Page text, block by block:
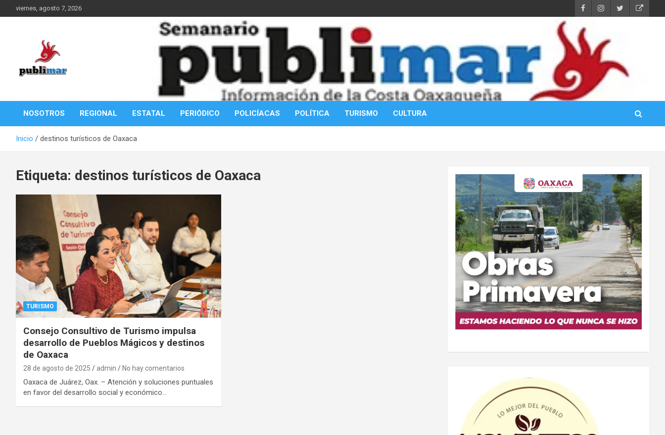
al
viernes, agosto 7, 2026
PubliMar
NOSOTROS REGIONAL ESTATAL PERIÓDICO POLICÍACAS POLÍTICA TURISMO CULTURA
Inicio destinos turísticos de Oaxaca
Etiqueta: destinos turísticos de Oaxaca
TURISMO
Consejo Consultivo de Turismo impulsa
desarrollo de Pueblos Mágicos y destinos
de Oaxaca
28 de agosto de 2025 admin No hay comentarios
Oaxaca de Juárez, Oax. – Atención y soluciones puntuales
en favor del desarrollo social y económico…